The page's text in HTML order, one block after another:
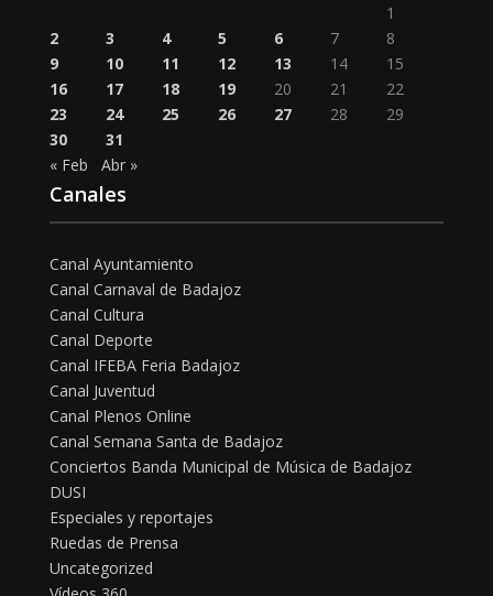
1
2
3 4 5 6 7
8
9
10 11 12 13 14
15
16
17 18 19 20 21
22
23
24 25 26 27 28
29
30
31
« Feb
Abr »
Canales
Canal Ayuntamiento
Canal Carnaval de Badajoz
Canal Cultura
Canal Deporte
Canal IFEBA Feria Badajoz
Canal Juventud
Canal Plenos Online
Canal Semana Santa de Badajoz
Conciertos Banda Municipal de Música de Badajoz
DUSI
Especiales y reportajes
Ruedas de Prensa
Uncategorized